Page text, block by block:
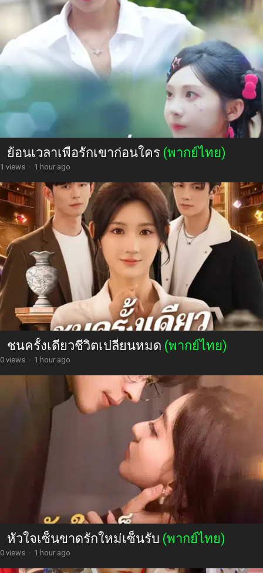
ย้อนเวลาเพื่อรักเขาก่อนใคร (พากย์ไทย)
1 views · 1 hour ago
ชนครั้งเดียวชีวิตเปลี่ยนหมด (พากย์ไทย)
0 views · 1 hour ago
หัวใจเซ็นขาดรักใหม่เซ็นรับ (พากย์ไทย)
0 views · 1 hour ago